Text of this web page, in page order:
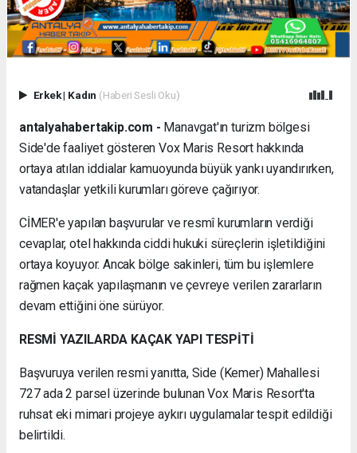
Erkek| Kadın (Haberi Sesli Oku)
antalyahabertakip.com - Manavgat'ın turizm bölgesi
Side'de faaliyet gösteren Vox Maris Resort hakkında
ortaya atılan iddialar kamuoyunda büyük yankı uyandırırken,
vatandaşlar yetkili kurumları göreve çağırıyor.
CİMER'e yapılan başvurular ve resmî kurumların verdiği
cevaplar, otel hakkında ciddi hukuki süreçlerin işletildiğini
ortaya koyuyor. Ancak bölge sakinleri, tüm bu işlemlere
rağmen kaçak yapılaşmanın ve çevreye verilen zararların
devam ettiğini öne sürüyor.
RESMİ YAZILARDA KAÇAK YAPI TESPİTİ
Başvuruya verilen resmi yanıtta, Side (Kemer) Mahallesi
727 ada 2 parsel üzerinde bulunan Vox Maris Resort'ta
ruhsat eki mimari projeye aykırı uygulamalar tespit edildiği
belirtildi.